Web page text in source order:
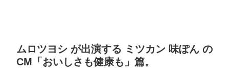
ムロツヨシ が出演する ミツカン 味ぽん の
CM「おいしさも健康も」篇。